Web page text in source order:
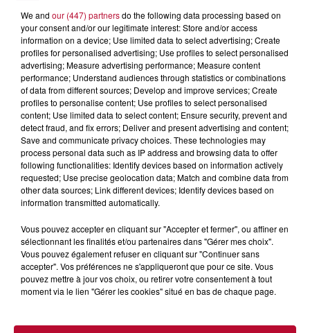
4 août 2026
FÊTE DE LA POLYNÉSIE À VILLEVEYRAC
We and our (447) partnersdo the following data processing based on
your consent and/or our legitimate interest: Store and/or access
information on a device; Use limited data to select advertising; Create
profiles for personalised advertising; Use profiles to select personalised
advertising; Measure advertising performance; Measure content
performance; Understand audiences through statistics or combinations
of data from different sources; Develop and improve services; Create
profiles to personalise content; Use profiles to select personalised
content; Use limited data to select content; Ensure security, prevent and
detect fraud, and fix errors; Deliver and present advertising and content;
Save and communicate privacy choices. These technologies may
process personal data such as IP address and browsing data to offer
following functionalities: Identify devices based on information actively
requested; Use precise geolocation data; Match and combine data from
other data sources; Link different devices; Identify devices based on
information transmitted automatically.
Vous pouvez accepter en cliquant sur "Accepter et fermer", ou affiner en
sélectionnant les finalités et/ou partenaires dans "Gérer mes choix".
Vous pouvez également refuser en cliquant sur "Continuer sans
accepter". Vos préférences ne s'appliqueront que pour ce site. Vous
pouvez mettre à jour vos choix, ou retirer votre consentement à tout
moment via le lien "Gérer les cookies" situé en bas de chaque page.